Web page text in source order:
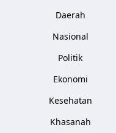
Daerah
Nasional
Politik
Ekonomi
Kesehatan
Khasanah